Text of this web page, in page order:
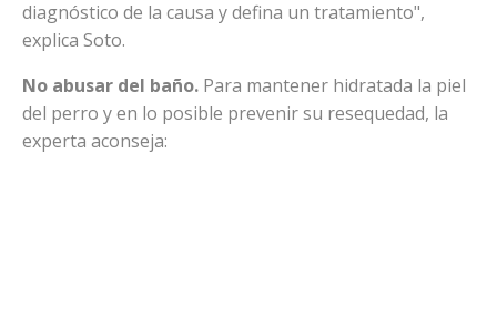
diagnóstico de la causa y defina un tratamiento",
explica Soto.
No abusar del baño. Para mantener hidratada la piel
del perro y en lo posible prevenir su resequedad, la
experta aconseja: